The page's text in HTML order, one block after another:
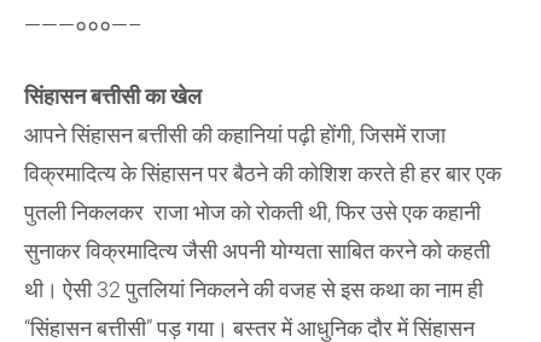
———०००—–
सिंहासन बत्तीसी का खेल
आपने सिंहासन बत्तीसी की कहानियां पढ़ी होंगी, जिसमें राजा
विक्रमादित्य के सिंहासन पर बैठने की कोशिश करते ही हर बार एक
पुतली निकलकर राजा भोज को रोकती थी, फिर उसे एक कहानी
सुनाकर विक्रमादित्य जैसी अपनी योग्यता साबित करने को कहती
थी। ऐसी 32 पुतलियां निकलने की वजह से इस कथा का नाम ही
“सिंहासन बत्तीसी” पड़ गया। बस्तर में आधुनिक दौर में सिंहासन